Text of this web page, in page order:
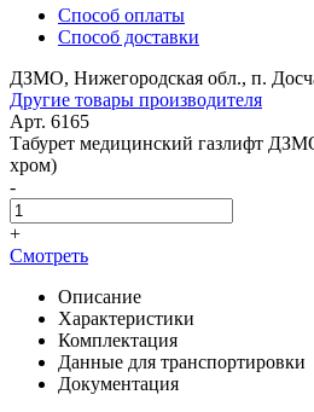
Способ оплаты
Способ доставки
ДЗМО, Нижегородская обл., п.
Другие товары производителя
Арт. 6165
Табурет медицинский газлифт
хром)
-
+
Смотреть
Описание
Характеристики
Комплектация
Данные для транспортировки
Документация